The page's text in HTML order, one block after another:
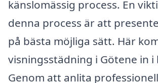
känslomässig process. En
denna process är att
på bästa möjliga sätt. Här
visningsstädning i Götene in i
Genom att anlita